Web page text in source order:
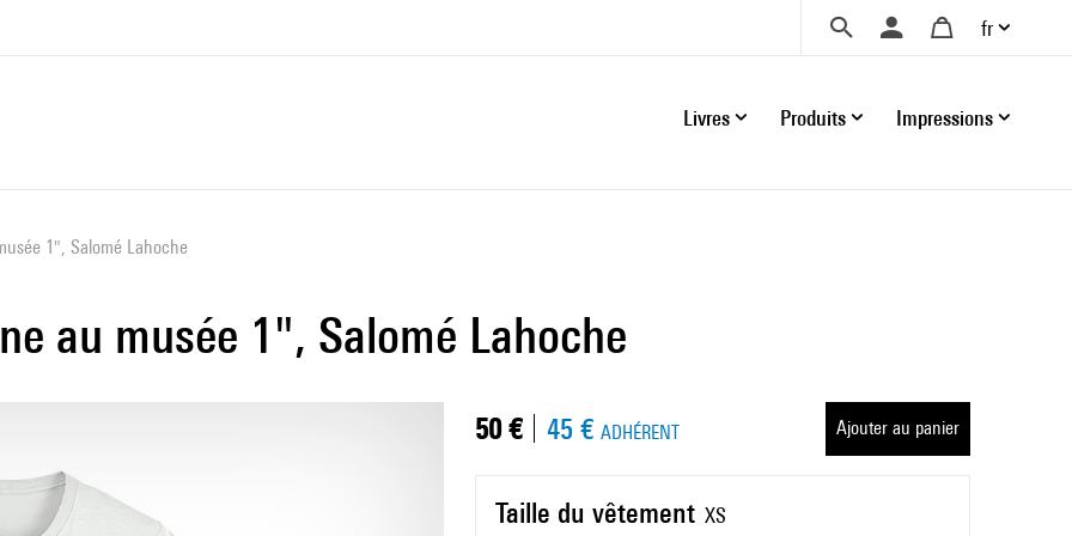
fr
Livres Produits Impressions
1", Salomé Lahoche
au musée 1", Salomé Lahoche
Taille du vêtement XS
50 € 45 € ADHÉRENT Ajouter au panier